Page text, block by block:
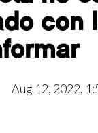
con
Aug 12, 2022,